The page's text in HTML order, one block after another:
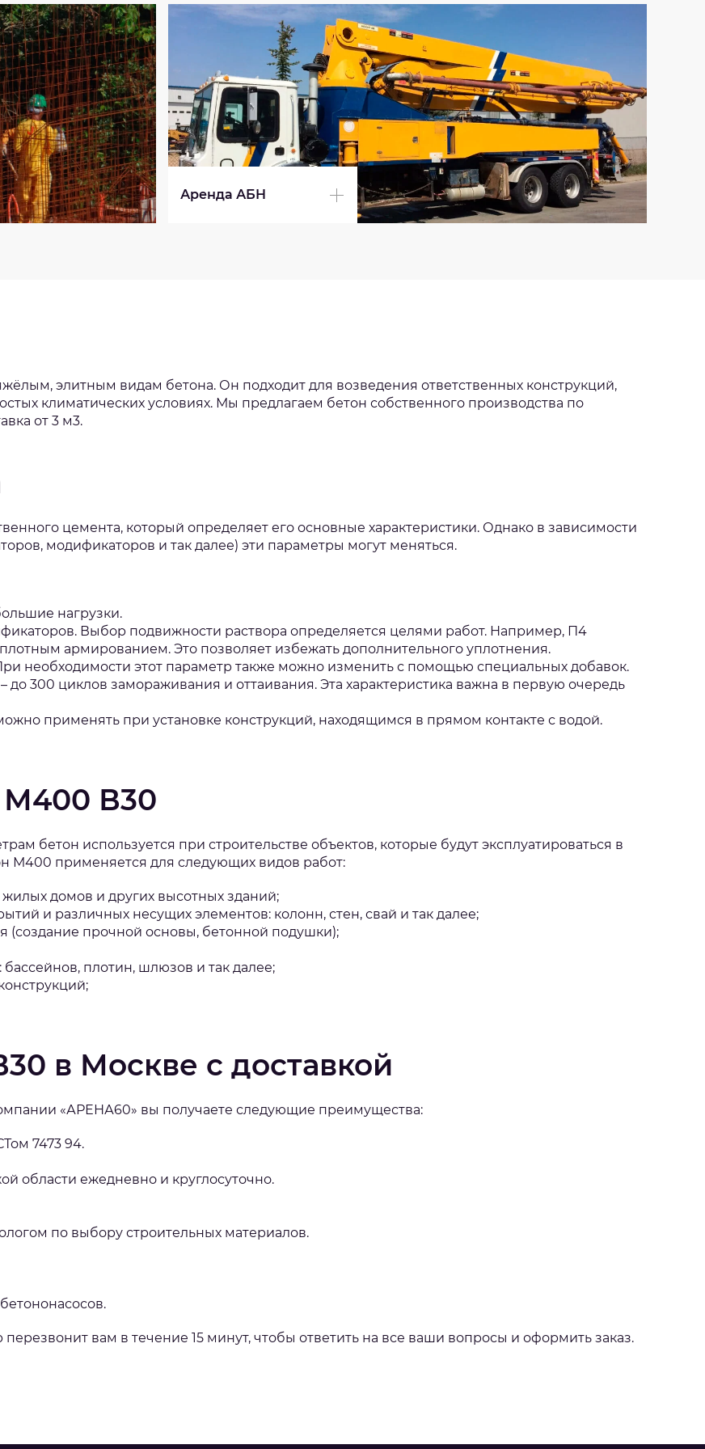
Аренда АБН
элитным видам бетона. Он подходит для возведения ответственных конструкций,
климатических условиях. Мы предлагаем бетон собственного производства по
от 3 м3.
цемента, который определяет его основные характеристики. Однако в зависимости
модификаторов и так далее) эти параметры могут меняться.
нагрузки.
Выбор подвижности раствора определяется целями работ. Например, П4
армированием. Это позволяет избежать дополнительного уплотнения.
необходимости этот параметр также можно изменить с помощью специальных добавок.
300 циклов замораживания и оттаивания. Эта характеристика важна в первую очередь
применять при установке конструкций, находящимся в прямом контакте с водой.
М400 В30
бетон используется при строительстве объектов, которые будут эксплуатироваться в
М400 применяется для следующих видов работ:
домов и других высотных зданий;
и различных несущих элементов: колонн, стен, свай и так далее;
прочной основы, бетонной подушки);
плотин, шлюзов и так далее;
в Москве с доставкой
«АРЕНА60» вы получаете следующие преимущества:
7473 94.
области ежедневно и круглосуточно.
по выбору строительных материалов.
вам в течение 15 минут, чтобы ответить на все ваши вопросы и оформить заказ.